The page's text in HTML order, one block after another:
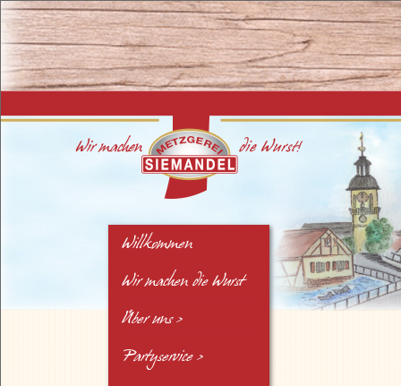
Willkommen
Wir machen die Wurst
Über uns >
Chronik
Unser Team
Partyservice >
Warm